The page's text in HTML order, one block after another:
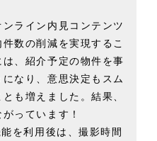
ライン内見コンテンツ
数の削減を実現するこ
、紹介予定の物件を事
なり、意思決定もスム
も増えました。結果、
っています！
を利用後は、撮影時間